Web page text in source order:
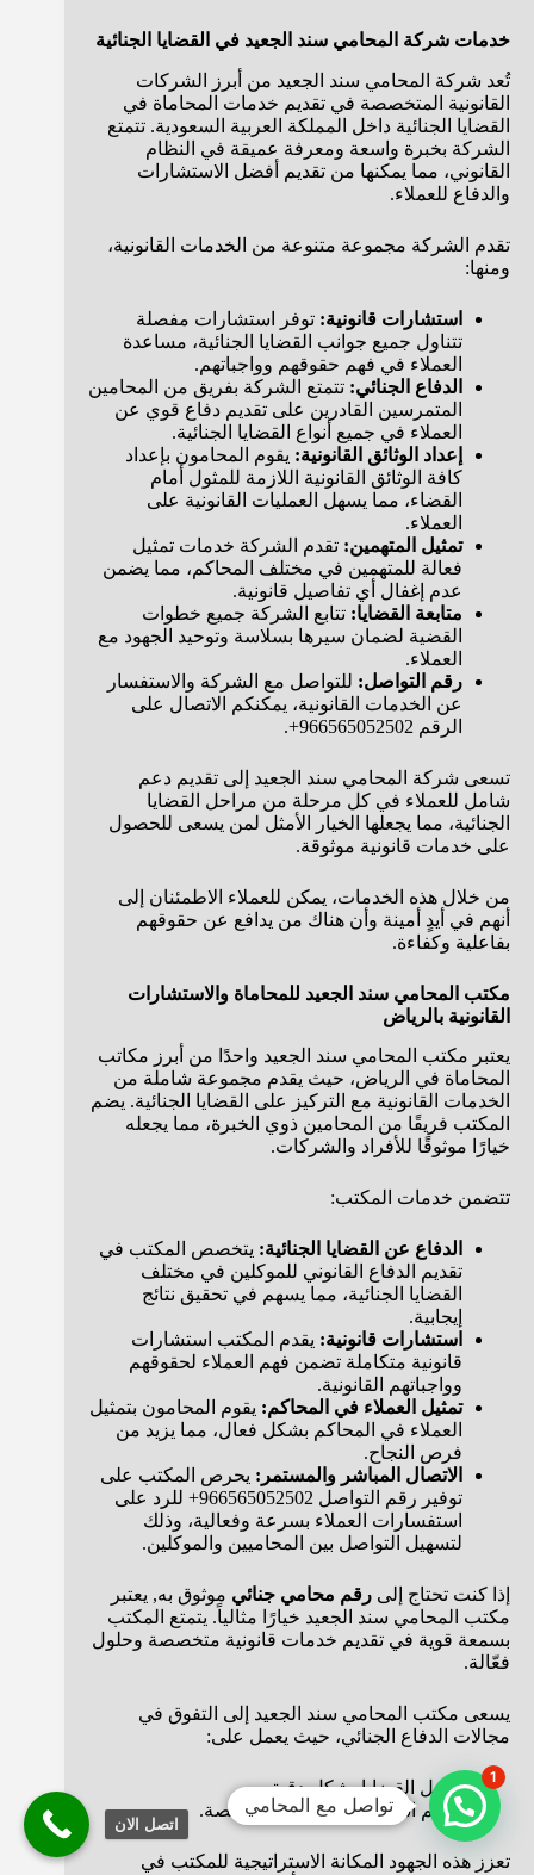
خدمات شركة المحامي سند الجعيد في القضايا الجنائية
تُعد شركة المحامي سند الجعيد من أبرز الشركات
القانونية المتخصصة في تقديم خدمات المحاماة في
القضايا الجنائية داخل المملكة العربية السعودية. تتمتع
الشركة بخبرة واسعة ومعرفة عميقة في النظام
القانوني، مما يمكنها من تقديم أفضل الاستشارات
والدفاع للعملاء.
تقدم الشركة مجموعة متنوعة من الخدمات القانونية،
ومنها:
استشارات قانونية: توفر استشارات مفصلة
تتناول جميع جوانب القضايا الجنائية، مساعدة
العملاء في فهم حقوقهم وواجباتهم.
الدفاع الجنائي: تتمتع الشركة بفريق من المحامين
المتمرسين القادرين على تقديم دفاع قوي عن
العملاء في جميع أنواع القضايا الجنائية.
إعداد الوثائق القانونية: يقوم المحامون بإعداد
كافة الوثائق القانونية اللازمة للمثول أمام
القضاء، مما يسهل العمليات القانونية على
العملاء.
تمثيل المتهمين: تقدم الشركة خدمات تمثيل
فعالة للمتهمين في مختلف المحاكم، مما يضمن
عدم إغفال أي تفاصيل قانونية.
متابعة القضايا: تتابع الشركة جميع خطوات
القضية لضمان سيرها بسلاسة وتوحيد الجهود مع
العملاء.
رقم التواصل: للتواصل مع الشركة والاستفسار
عن الخدمات القانونية، يمكنكم الاتصال على
الرقم 966565052502+.
تسعى شركة المحامي سند الجعيد إلى تقديم دعم
شامل للعملاء في كل مرحلة من مراحل القضايا
الجنائية، مما يجعلها الخيار الأمثل لمن يسعى للحصول
على خدمات قانونية موثوقة.
من خلال هذه الخدمات، يمكن للعملاء الاطمئنان إلى
أنهم في أيدٍ أمينة وأن هناك من يدافع عن حقوقهم
بفاعلية وكفاءة.
مكتب المحامي سند الجعيد للمحاماة والاستشارات
القانونية بالرياض
يعتبر مكتب المحامي سند الجعيد واحدًا من أبرز مكاتب
المحاماة في الرياض، حيث يقدم مجموعة شاملة من
الخدمات القانونية مع التركيز على القضايا الجنائية. يضم
المكتب فريقًا من المحامين ذوي الخبرة، مما يجعله
خيارًا موثوقًا للأفراد والشركات.
تتضمن خدمات المكتب:
الدفاع عن القضايا الجنائية: يتخصص المكتب في
تقديم الدفاع القانوني للموكلين في مختلف
القضايا الجنائية، مما يسهم في تحقيق نتائج
إيجابية.
استشارات قانونية: يقدم المكتب استشارات
قانونية متكاملة تضمن فهم العملاء لحقوقهم
وواجباتهم القانونية.
تمثيل العملاء في المحاكم: يقوم المحامون بتمثيل
العملاء في المحاكم بشكل فعال، مما يزيد من
فرص النجاح.
الاتصال المباشر والمستمر: يحرص المكتب على
توفير رقم التواصل 966565052502+ للرد على
استفسارات العملاء بسرعة وفعالية، وذلك
لتسهيل التواصل بين المحاميين والموكلين.
إذا كنت تحتاج إلى رقم محامي جنائي موثوق به, يعتبر
مكتب المحامي سند الجعيد خيارًا مثالياً. يتمتع المكتب
بسمعة قوية في تقديم خدمات قانونية متخصصة وحلول
فعّالة.
يسعى مكتب المحامي سند الجعيد إلى التفوق في
مجالات الدفاع الجنائي، حيث يعمل على:
تحليل القضايا بشكل دقيق.
تقديم استراتيجيات دفاع متخصصة.
تعزز هذه الجهود المكانة الاستراتيجية للمكتب في
1
تواصل مع المحامي
اتصل الان